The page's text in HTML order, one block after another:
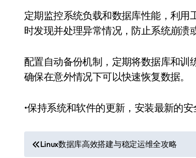
定期监控系统负载和数据库性能，利用
时发现并处理异常情况，防止系统崩溃
配置自动备份机制，定期将数据库和训
确保在意外情况下可以快速恢复数据。
•保持系统和软件的更新，安装最新的
文Linux数据库高效搭建与稳定运维全攻略